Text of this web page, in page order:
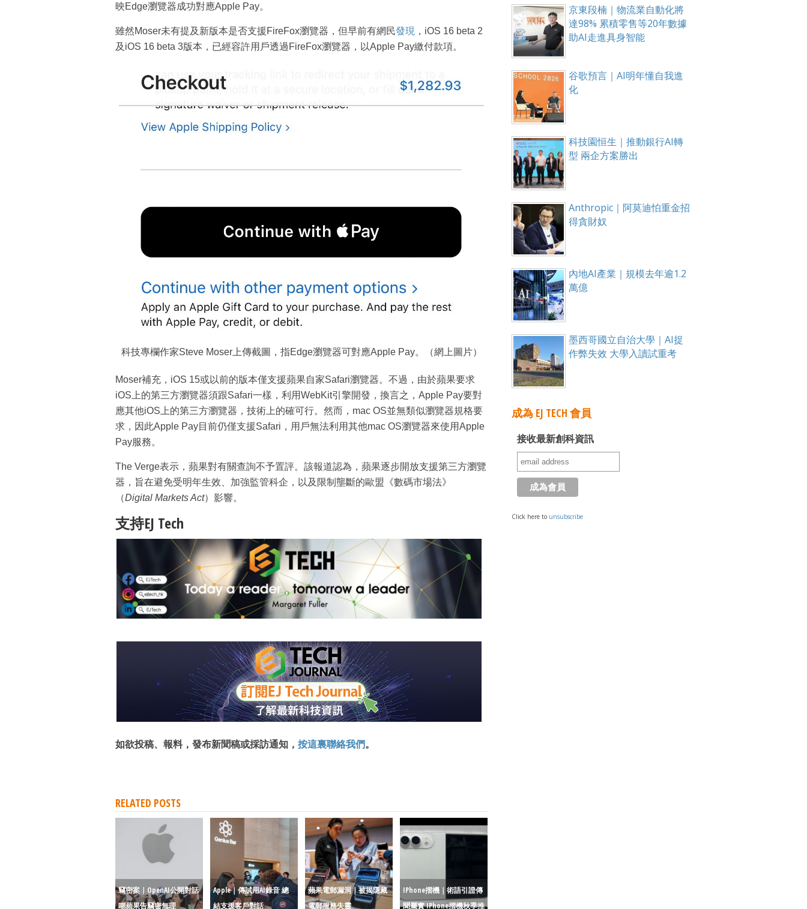
映Edge瀏覽器成功對應Apple Pay。
雖然Moser未有提及新版本是否支援FireFox瀏覽器，但早前有網民發現 ，iOS 16 beta 2
及iOS 16 beta 3版本，已經容許用戶透過FireFox瀏覽器，以Apple Pay繳付款項。
科技專欄作家Steve Moser上傳截圖，指Edge瀏覽器可對應Apple Pay。（網上圖片）
Moser補充，iOS 15或以前的版本僅支援蘋果自家Safari瀏覽器。不過，由於蘋果要求
iOS上的第三方瀏覽器須跟Safari一樣，利用WebKit引擎開發，換言之，Apple Pay要對
應其他iOS上的第三方瀏覽器，技術上的確可行。然而，mac OS並無類似瀏覽器規格要
求，因此Apple Pay目前仍僅支援Safari，用戶無法利用其他mac OS瀏覽器來使用Apple
Pay服務。
The Verge表示，蘋果對有關查詢不予置評。該報道認為，蘋果逐步開放支援第三方瀏覽
器，旨在避免受明年生效、加強監管科企，以及限制壟斷的歐盟《數碼市場法》
（Digital Markets Act）影響。
支持EJ Tech
如欲投稿、報料，發布新聞稿或採訪通知， 按這裏聯絡我們。
RELATED POSTS
竊密案｜OpenAI公開對話
嘲蘋果告竊密無理
Apple｜傳試用AI錄音 總
結支援客戶對話
蘋果電郵漏洞｜被揭隱藏
電郵服務失靈
IPhone摺機｜術語引證傳
聞屬實 IPhone摺機秋季推
京東段楠｜物流業自動化將
達98% 累積零售等20年數據
助AI走進具身智能
谷歌預言｜AI明年懂自我進
化
科技園恒生｜推動銀行AI轉
型 兩企方案勝出
Anthropic｜阿莫迪怕重金招
得貪財奴
內地AI產業｜規模去年逾1.2
萬億
墨西哥國立自治大學｜AI捉
作弊失效 大學入讀試重考
成為 EJ TECH 會員
接收最新創科資訊
Click here to unsubscribe